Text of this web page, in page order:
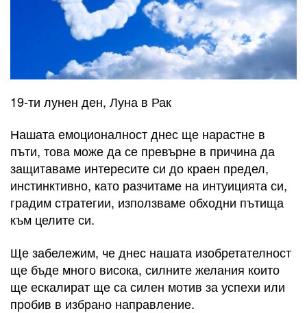
19-ти лунен ден, Луна в Рак
Нашата емоционалност днес ще нарастне в
пъти, това може да се превърне в причина да
защитаваме интересите си до краен предел,
инстинктивно, като разчитаме на интуицията си,
градим стратегии, използваме обходни пътища
към целите си.
Ще забележим, че днес нашата изобретателност
ще бъде много висока, силните желания които
ще ескалират ще са силен мотив за успехи или
пробив в избрано направление.